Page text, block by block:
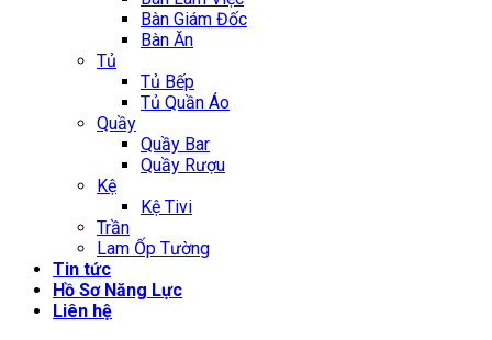
Bàn Giám Đốc
Bàn Ăn
Tủ
Tủ Bếp
Tủ Quần Áo
Quầy
Quầy Bar
Quầy Rượu
Kệ
Kệ Tivi
Trần
Lam Ốp Tường
Tin tức
Hồ Sơ Năng Lực
Liên hệ